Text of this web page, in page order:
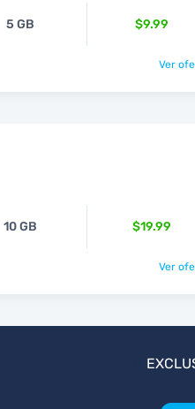
5 GB $9.99
Ver
10 GB $19.99
Ver